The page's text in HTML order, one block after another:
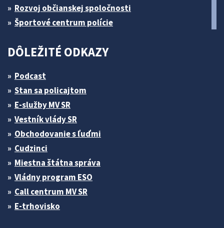
Rozvoj občianskej spoločnosti
Športové centrum polície
DÔLEŽITÉ ODKAZY
Podcast
Stan sa policajtom
E-služby MV SR
Vestník vlády SR
Obchodovanie s ľuďmi
Cudzinci
Miestna štátna správa
Vládny program ESO
Call centrum MV SR
E-trhovisko